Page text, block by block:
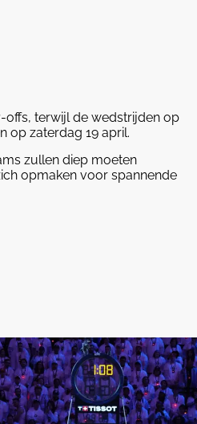
offs, terwijl de wedstrijden op
op zaterdag 19 april.
zullen diep moeten
opmaken voor spannende